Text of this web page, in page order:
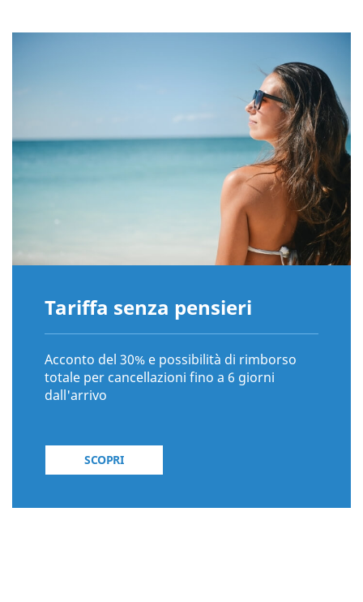
Tariffa senza pensieri
Acconto del 30% e possibilità di rimborso
totale per cancellazioni fino a 6 giorni
dall'arrivo
SCOPRI